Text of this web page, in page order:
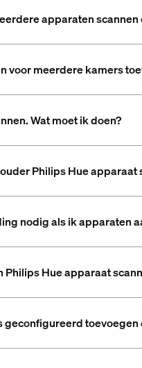
apparaten
voor meerdere kamers
Wat moet ik doen?
Philips Hue
nodig als ik apparaten
Philips Hue apparaat
geconfigureerd